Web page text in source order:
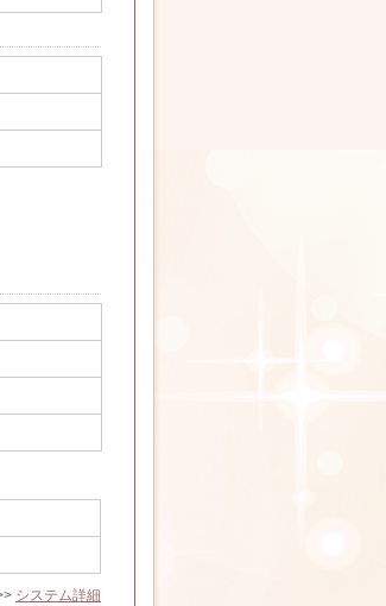
システム詳細